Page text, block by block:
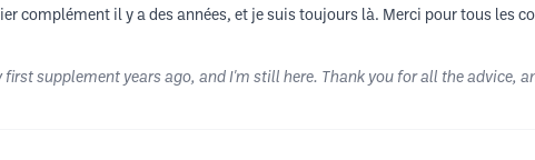
complément il y a des années, et je suis toujours là. Merci pour tous les
supplement years ago, and I'm still here. Thank you for all the advice,